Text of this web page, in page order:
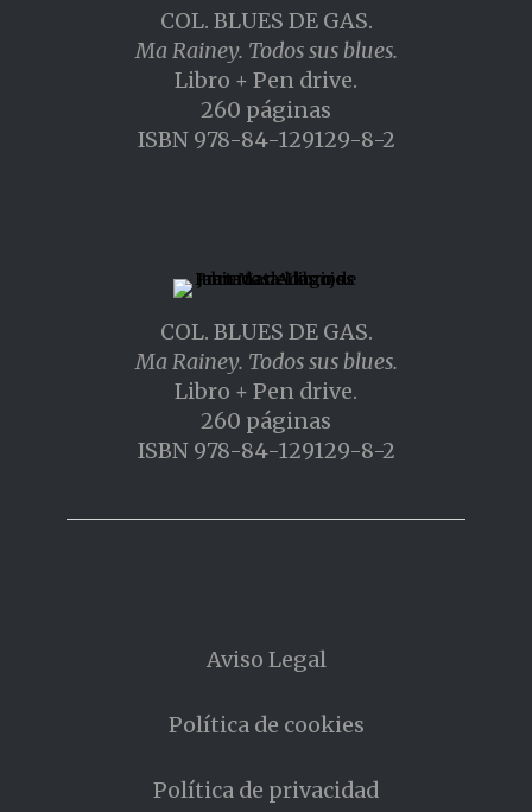
COL. BLUES DE GAS.
Ma Rainey. Todos sus blues.
Libro + Pen drive.
260 páginas
ISBN 978-84-129129-8-2
COL. BLUES DE GAS.
Ma Rainey. Todos sus blues.
Libro + Pen drive.
260 páginas
ISBN 978-84-129129-8-2
Aviso Legal
Política de cookies
Política de privacidad